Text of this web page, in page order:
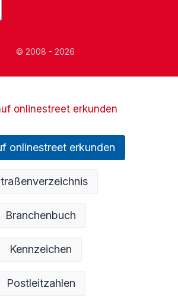
© 2008 - 2026
onlinestreet erkunden
Branchenbuch
Kennzeichen
Postleitzahlen